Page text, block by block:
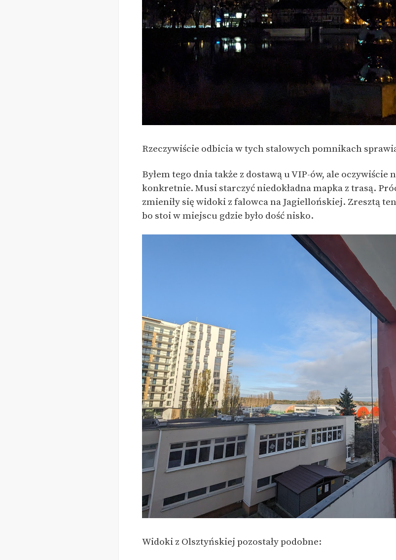
Rzeczywiście odbicia w tych stalowych pomnikach
Byłem tego dnia także z dostawą u VIP-ów, ale oczywiście
konkretnie. Musi starczyć niedokładna mapka z trasą.
zmieniły się widoki z falowca na Jagiellońskiej. Zresztą
bo stoi w miejscu gdzie było dość nisko.
Widoki z Olsztyńskiej pozostały podobne: